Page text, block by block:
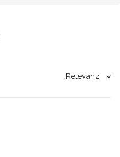
Relevanz